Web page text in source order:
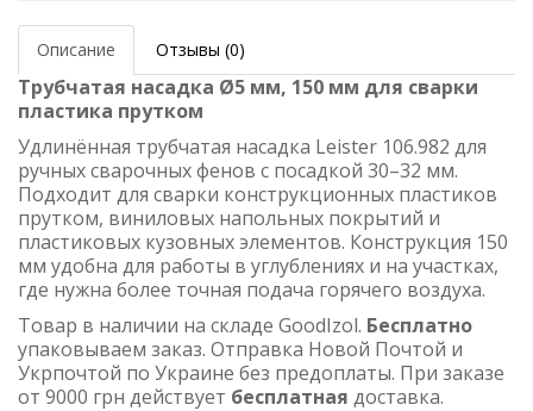
Описание Отзывы (0)
Трубчатая насадка Ø5 мм, 150 мм для сварки
пластика прутком
Удлинённая трубчатая насадка Leister 106.982 для
ручных сварочных фенов с посадкой 30–32 мм.
Подходит для сварки конструкционных пластиков
прутком, виниловых напольных покрытий и
пластиковых кузовных элементов. Конструкция 150
мм удобна для работы в углублениях и на участках,
где нужна более точная подача горячего воздуха.
Товар в наличии на складе GoodIzol. Бесплатно
упаковываем заказ. Отправка Новой Почтой и
Укрпочтой по Украине без предоплаты. При заказе
от 9000 грн действует бесплатная доставка.